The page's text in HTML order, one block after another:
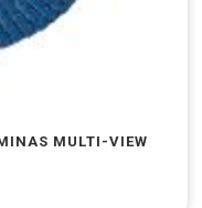
MULTI-VIEW